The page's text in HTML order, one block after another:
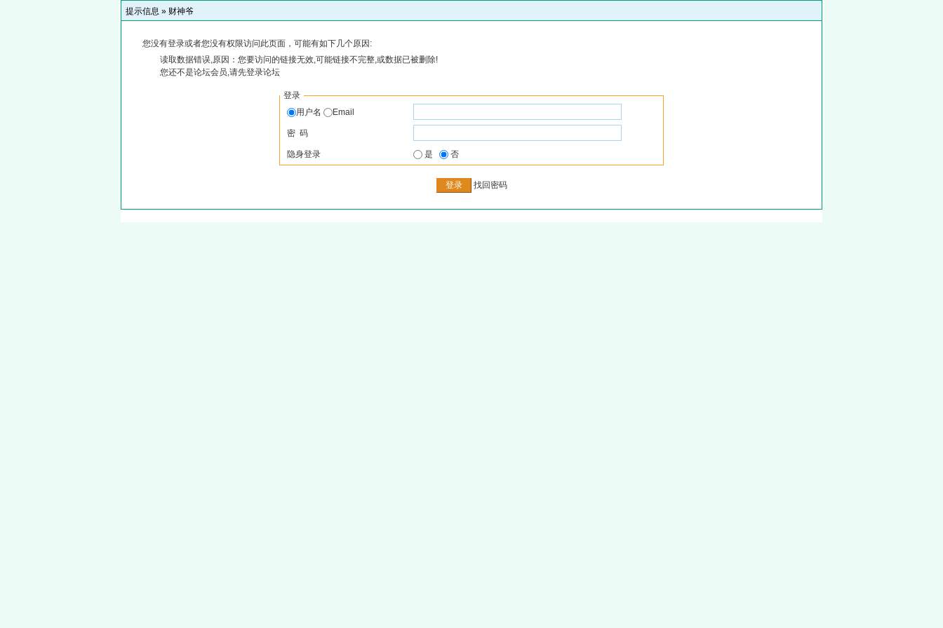
提示信息 » 财神爷
您没有登录或者您没有权限访问此页面，可能有如下几个原因:
读取数据错误,原因：您要访问的链接无效,可能链接不完整,或数据已被删除!
您还不是论坛会员,请先登录论坛
登录
用户名
Email
密 码
隐身登录 是 否
找回密码